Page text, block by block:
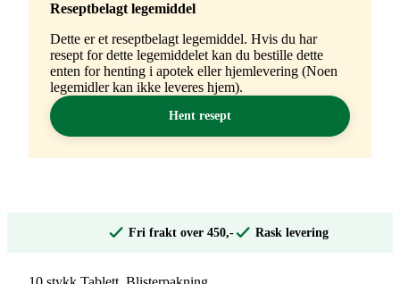
Reseptbelagt legemiddel
Dette er et reseptbelagt legemiddel. Hvis du har
resept for dette legemiddelet kan du bestille dette
enten for henting i apotek eller hjemlevering (Noen
legemidler kan ikke leveres hjem).
Hent resept
Fri frakt over 450,- Rask levering